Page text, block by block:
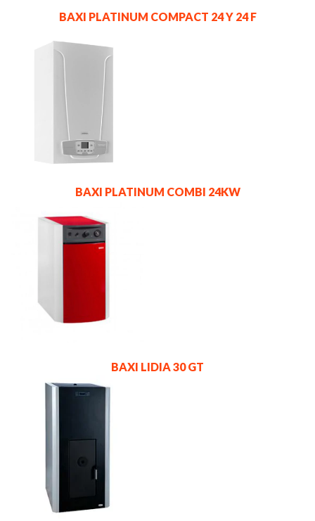
BAXI PLATINUM COMPACT 24 Y 24 F
BAXI PLATINUM COMBI 24KW
BAXI LIDIA 30 GT